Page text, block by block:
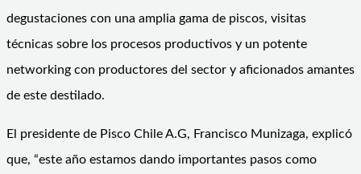
degustaciones con una amplia gama de piscos, visitas
técnicas sobre los procesos productivos y un potente
networking con productores del sector y aficionados amantes
de este destilado.
El presidente de Pisco Chile A.G, Francisco Munizaga, explicó
que, “este año estamos dando importantes pasos como